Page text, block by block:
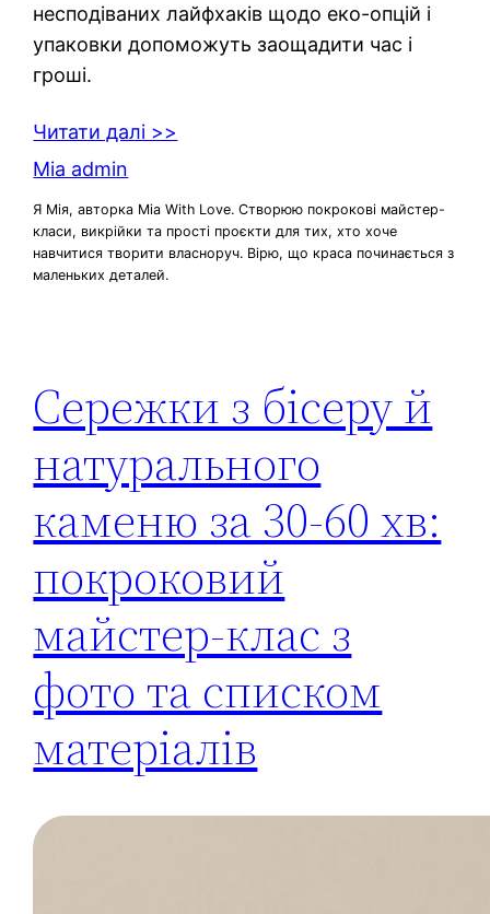
несподіваних лайфхаків щодо еко-опцій і
упаковки допоможуть заощадити час і
гроші.
Читати далі >>
Mia admin
Я Мія, авторка Mia With Love. Створюю покрокові майстер-
класи, викрійки та прості проєкти для тих, хто хоче
навчитися творити власноруч. Вірю, що краса починається з
маленьких деталей.
Сережки з бісеру й
натурального
каменю за 30-60 хв:
покроковий
майстер-клас з
фото та списком
матеріалів